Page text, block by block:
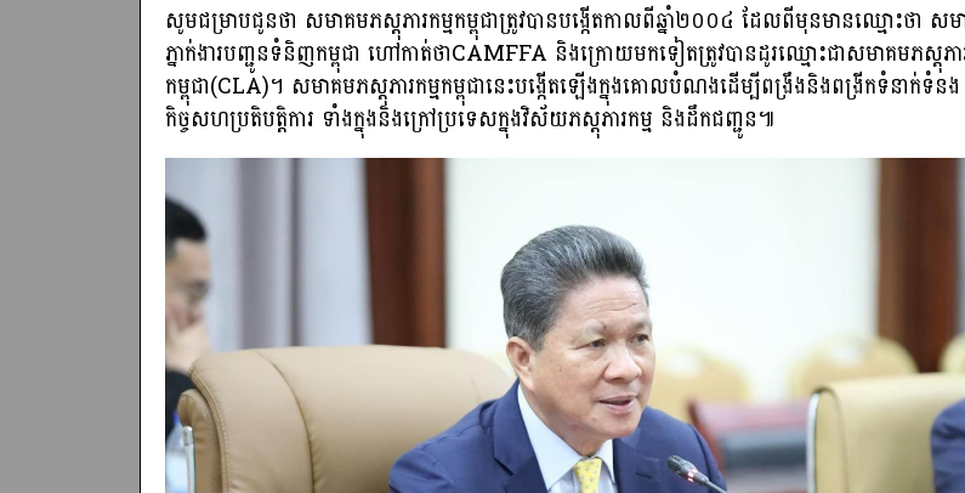
សូមជម្រាបជូនថា សមាគមភស្តុភារកម្មកម្ពុជាត្រូវបានបង្កើតកាលពីឆ្នាំ២០០៤ ដែលពីមុនមានឈ្មោះថា ស
ភ្នាក់ងារបញ្ជូនទំនិញកម្ពុជា ហៅកាត់ថាCAMFFA និងក្រោយមកទៀតត្រូវបានដូរឈ្មោះជាសមាគមភស្តុភា
កម្ពុជា(CLA)។ សមាគមភស្តុភារកម្មកម្ពុជានេះបង្កើតឡើងក្នុងគោលបំណងដើម្បីពង្រឹងនិងពង្រីកទំនាក់ទំន
កិច្ចសហប្រតិបត្តិការ ទាំងក្នុងនិងក្រៅប្រទេសក្នុងវិស័យភស្តុភារកម្ម និងដឹកជញ្ជូន៕